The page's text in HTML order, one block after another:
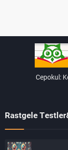
Cepokul:
Rastgele